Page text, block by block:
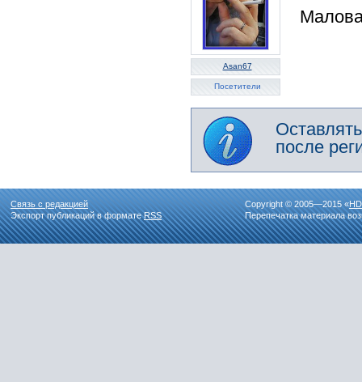
Asan67
Посетители
после
Связь с редакцией
Экспорт публикаций в форматеRSS
Copyright © 2005—2015 «
Перепечатка материала